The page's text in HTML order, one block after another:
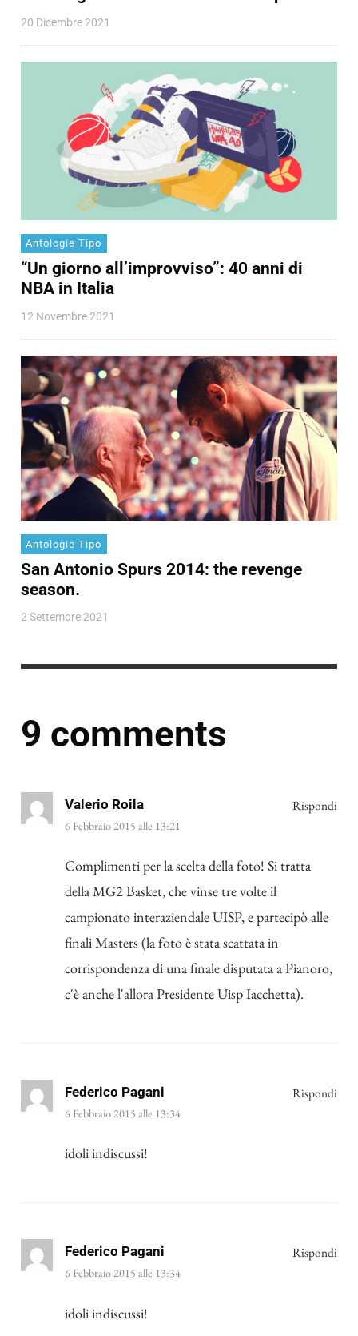
20 Dicembre 2021
Antologie Tipo
“Un giorno all’improvviso”: 40 anni di
NBA in Italia
12 Novembre 2021
Antologie Tipo
San Antonio Spurs 2014: the revenge
season.
2 Settembre 2021
9 comments
Valerio Roila
6 Febbraio 2015 alle 13:21
Complimenti per la scelta della foto! Si tratta
della MG2 Basket, che vinse tre volte il
campionato interaziendale UISP, e partecipò alle
finali Masters (la foto è stata scattata in
corrispondenza di una finale disputata a Pianoro,
c'è anche l'allora Presidente Uisp Iacchetta).
Rispondi
Federico Pagani
6 Febbraio 2015 alle 13:34
idoli indiscussi!
Rispondi
Federico Pagani
6 Febbraio 2015 alle 13:34
idoli indiscussi!
Rispondi